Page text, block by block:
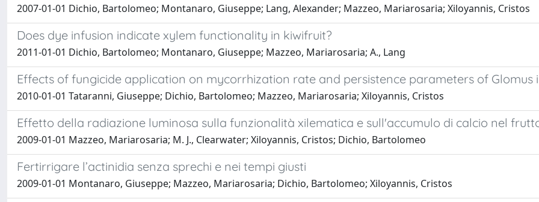
2007-01-01 Dichio, Bartolomeo; Montanaro, Giuseppe; Lang, Alexander; Mazzeo, Mariarosaria; Xiloyannis, Cristos
Does dye infusion indicate xylem functionality in kiwifruit?
2011-01-01 Dichio, Bartolomeo; Montanaro, Giuseppe; Mazzeo, Mariarosaria; A., Lang
Effects of fungicide application on mycorrhization rate and persistence parameters of
2010-01-01 Tataranni, Giuseppe; Dichio, Bartolomeo; Mazzeo, Mariarosaria; Xiloyannis, Cristos
Effetto della radiazione luminosa sulla funzionalità xilematica e sull'accumulo di calcio nel
2009-01-01 Mazzeo, Mariarosaria; M. J., Clearwater; Xiloyannis, Cristos; Dichio, Bartolomeo
Fertirrigare l’actinidia senza sprechi e nei tempi giusti
2009-01-01 Montanaro, Giuseppe; Mazzeo, Mariarosaria; Dichio, Bartolomeo; Xiloyannis, Cristos